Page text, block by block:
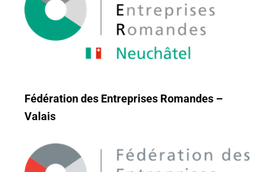
Fédération des Entreprises Romandes –
Valais